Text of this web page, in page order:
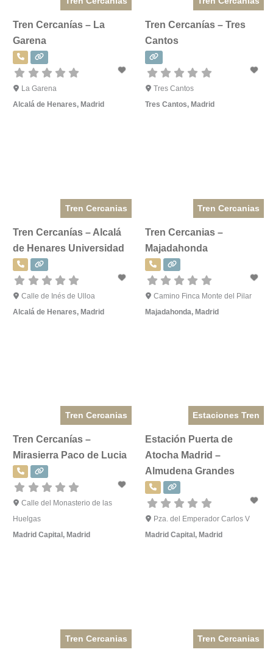
Tren Cercanías – La
Garena
La Garena
Alcalá de Henares, Madrid
Tren Cercanías – Tres
Cantos
Tres Cantos
Tres Cantos, Madrid
Tren Cercanias
Tren Cercanías – Alcalá
de Henares Universidad
Calle de Inés de Ulloa
Alcalá de Henares, Madrid
Tren Cercanias
Tren Cercanias –
Majadahonda
Camino Finca Monte del Pilar
Majadahonda,Madrid
Tren Cercanias
Tren Cercanías –
Mirasierra Paco de Lucia
Calle del Monasterio de las
Huelgas
Madrid Capital , Madrid
Estaciones Tren
Estación Puerta de
Atocha Madrid –
Almudena Grandes
Pza. del Emperador Carlos V
Madrid Capital , Madrid
Tren Cercanias Tren Cercanias